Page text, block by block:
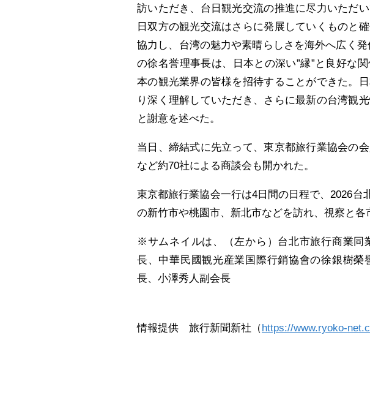
訪いただき、台日観光交流の推進に尽力いただ
日双方の観光交流はさらに発展していくものと
協力し、台湾の魅力や素晴らしさを海外へ広く
の徐名誉理事長は、日本との深い”縁”と良好な
本の観光業界の皆様を招待することができた。
り深く理解していただき、さらに最新の台湾観
と謝意を述べた。
当日、締結式に先立って、東京都旅行業協会の
など約70社による商談会も開かれた。
東京都旅行業協会一行は4日間の日程で、2026
の新竹市や桃園市、新北市などを訪れ、視察と各
※サムネイルは、（左から）台北市旅行商業同
長、中華民國観光産業国際行銷協會の徐銀樹
長、小澤秀人副会長
情報提供 旅行新聞新社（ https://www.ryoko-